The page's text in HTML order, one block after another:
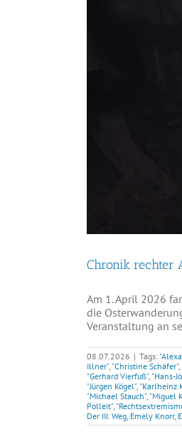
Chronik rechter
Am 1. April 2026
die
Veranstaltung an
08.07.2026 | Tags:
Illner", "Christine Schäfer",
"Gerhard Vierfuß", "Hans-
"Jürgen Kögel", "Karlheinz
"Michael Stauch", "Miguel
Polleit",
Der III. Weg, Emely Knorr,